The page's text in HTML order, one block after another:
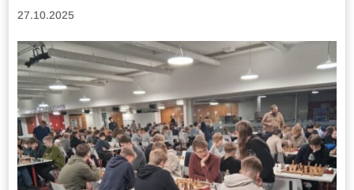
27.10.2025